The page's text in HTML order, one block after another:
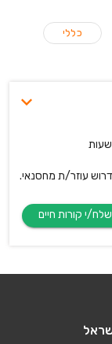
כללי
עוזר/ת מחסנאי.